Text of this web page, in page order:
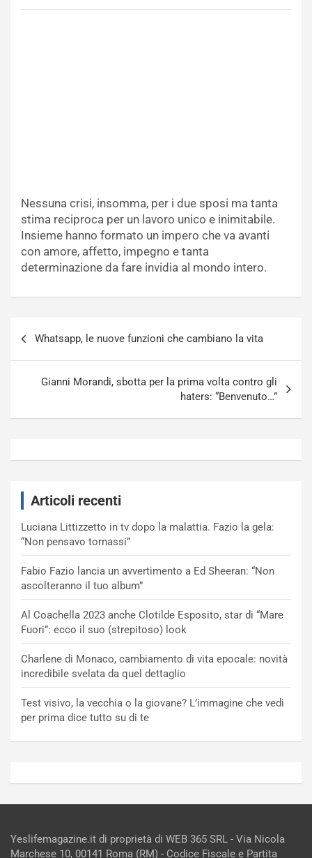
Nessuna crisi, insomma, per i due sposi ma tanta
stima reciproca per un lavoro unico e inimitabile.
Insieme hanno formato un impero che va avanti
con amore, affetto, impegno e tanta
determinazione da fare invidia al mondo intero.
Whatsapp, le nuove funzioni che cambiano la vita
Gianni Morandi, sbotta per la prima volta contro gli
haters: “Benvenuto…”
Articoli recenti
Luciana Littizzetto in tv dopo la malattia. Fazio la gela:
“Non pensavo tornassi”
Fabio Fazio lancia un avvertimento a Ed Sheeran: “Non
ascolteranno il tuo album”
Al Coachella 2023 anche Clotilde Esposito, star di “Mare
Fuori”: ecco il suo (strepitoso) look
Charlene di Monaco, cambiamento di vita epocale: novità
incredibile svelata da quel dettaglio
Test visivo, la vecchia o la giovane? L’immagine che vedi
per prima dice tutto su di te
Yeslifemagazine.it di proprietà di WEB 365 SRL - Via Nicola
Marchese 10, 00141 Roma (RM) - Codice Fiscale e Partita